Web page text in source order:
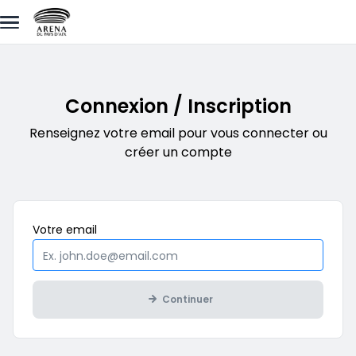
Aller au contenu principal
Connexion / Inscription
Renseignez votre email pour vous connecter ou
créer un compte
Votre email
Continuer